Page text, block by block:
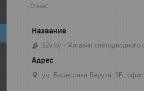
О нас
12v.by - Магазин светодиодного
ул. Болеслава Берута, 3Б,